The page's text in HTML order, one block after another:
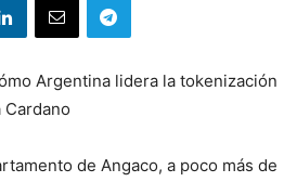
Argentina lidera la tokenización
de Angaco, a poco más de